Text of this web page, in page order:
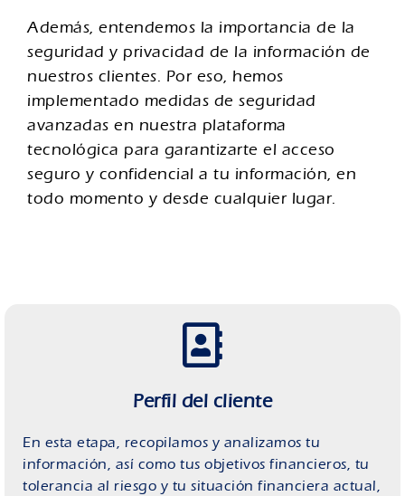
Además, entendemos la importancia de la
seguridad y privacidad de la información de
nuestros clientes. Por eso, hemos
implementado medidas de seguridad
avanzadas en nuestra plataforma
tecnológica para garantizarte el acceso
seguro y confidencial a tu información, en
todo momento y desde cualquier lugar.
Perfil del cliente
En esta etapa, recopilamos y analizamos tu
información, así como tus objetivos financieros, tu
tolerancia al riesgo y tu situación financiera actual,